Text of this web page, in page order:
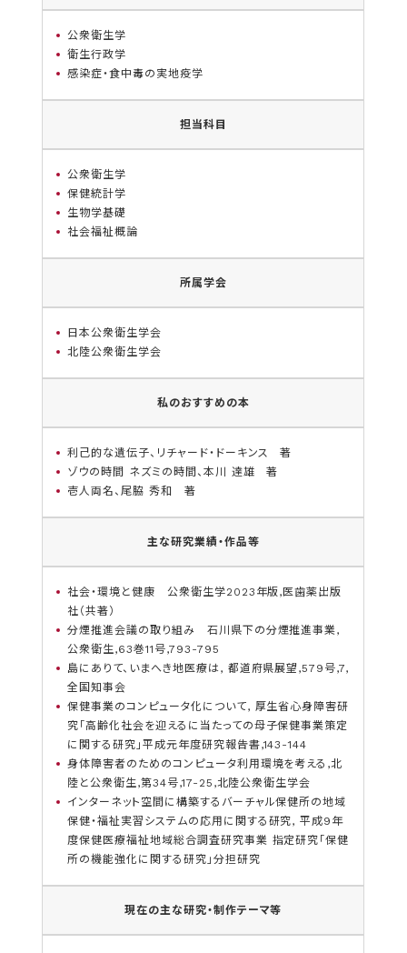
公衆衛生学
衛生行政学
感染症・食中毒の実地疫学
担当科目
公衆衛生学
保健統計学
生物学基礎
社会福祉概論
所属学会
日本公衆衛生学会
北陸公衆衛生学会
私のおすすめの本
利己的な遺伝子、リチャード・ドーキンス 著
ゾウの時間 ネズミの時間、本川 達雄 著
壱人両名、尾脇 秀和 著
主な研究業績・作品等
社会・環境と健康 公衆衛生学2023年版,医歯薬出版
社（共著）
分煙推進会議の取り組み 石川県下の分煙推進事業,
公衆衛生,63巻11号,793-795
島にありて、いまへき地医療は, 都道府県展望,579号,7,
全国知事会
保健事業のコンピュータ化について, 厚生省心身障害研
究「高齢化社会を迎えるに当たっての母子保健事業策定
に関する研究」平成元年度研究報告書,143-144
身体障害者のためのコンピュータ利用環境を考える,北
陸と公衆衛生,第34号,17-25,北陸公衆衛生学会
インターネット空間に構築するバーチャル保健所の地域
保健・福祉実習システムの応用に関する研究, 平成9年
度保健医療福祉地域総合調査研究事業 指定研究「保健
所の機能強化に関する研究」分担研究
現在の主な研究・制作テーマ等